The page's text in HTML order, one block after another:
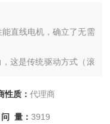
直线电机，确立了无需
这是传统驱动方式（滚
出色的放电特性。
性质： 代理商
量： 3919